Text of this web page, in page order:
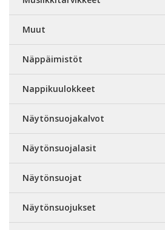
Muut
Näppäimistöt
Nappikuulokkeet
Näytönsuojakalvot
Näytönsuojalasit
Näytönsuojat
Näytönsuojukset